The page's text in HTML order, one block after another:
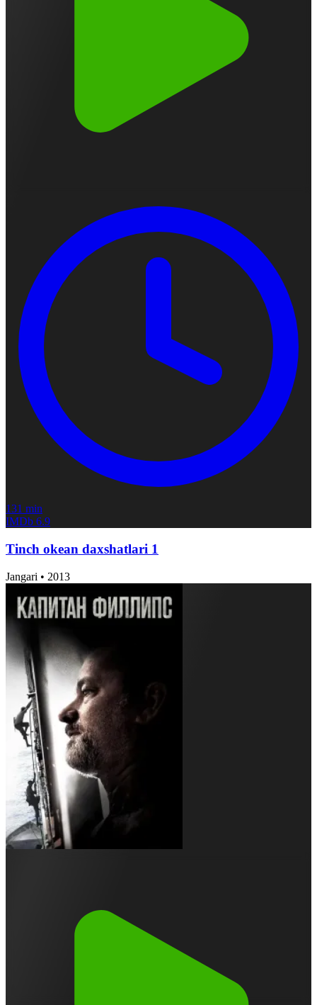
131 min
IMDb 6.9
Tinch okean daxshatlari 1
Jangari • 2013